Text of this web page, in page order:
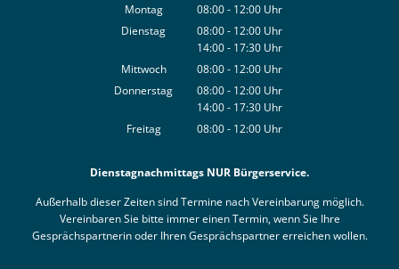
Montag 08:00- 12:00 Uhr
Von 08:00 bis 12:00 Uhr
Dienstag 08:00- 12:00 Uhr
Von 08:00 bis 12:00 Uhr
14:00- 17:30 Uhr
Von 14:00 bis 17:30 Uhr
Mittwoch 08:00- 12:00 Uhr
Von 08:00 bis 12:00 Uhr
Donnerstag 08:00- 12:00 Uhr
Von 08:00 bis 12:00 Uhr
14:00- 17:30 Uhr
Von 14:00 bis 17:30 Uhr
Freitag 08:00- 12:00 Uhr
Dienstagnachmittags NUR Bürgerservice.
Außerhalb dieser Zeiten sind Termine nach Vereinbarung möglich.
Vereinbaren Sie bitte immer einen Termin, wenn Sie Ihre
Gesprächspartnerin oder Ihren Gesprächspartner erreichen wollen.